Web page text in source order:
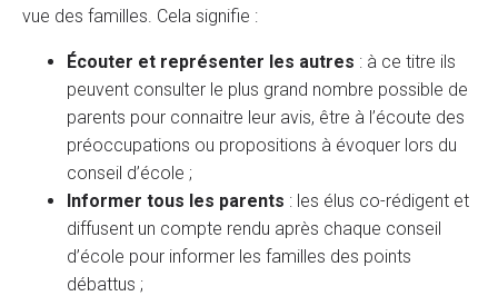
vue des familles. Cela signifie :
Écouter et représenter les autres : à ce titre ils
peuvent consulter le plus grand nombre possible de
parents pour connaitre leur avis, être à l’écoute des
préoccupations ou propositions à évoquer lors du
conseil d’école ;
Informer tous les parents : les élus co-rédigent et
diffusent un compte rendu après chaque conseil
d’école pour informer les familles des points
débattus ;